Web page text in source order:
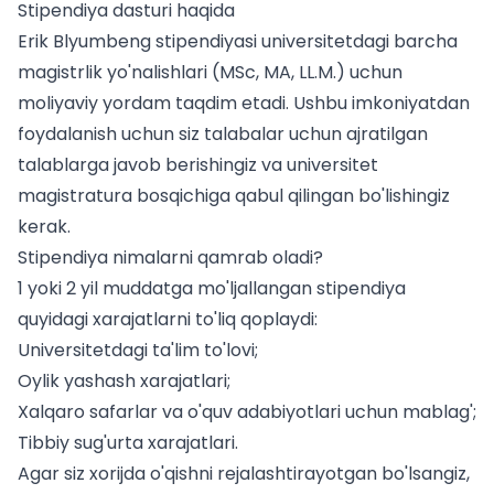
Stipendiya dasturi haqida
Erik Blyumbeng stipendiyasi universitetdagi barcha
magistrlik yo'nalishlari (MSc, MA, LL.M.) uchun
moliyaviy yordam taqdim etadi. Ushbu imkoniyatdan
foydalanish uchun siz talabalar uchunajratilgan
talablarga javob berishingiz va universitet
magistratura bosqichiga qabul qilingan bo'lishingiz
kerak.
Stipendiya nimalarni qamrab oladi?
1 yoki 2 yil muddatga mo'ljallangan stipendiya
quyidagi xarajatlarni to'liq qoplaydi:
Universitetdagi ta'lim to'lovi;
Oylik yashash xarajatlari;
Xalqaro safarlar va o'quv adabiyotlari uchun mablag';
Tibbiy sug'urta xarajatlari.
Agar siz xorijda o'qishni rejalashtirayotgan bo'lsangiz,